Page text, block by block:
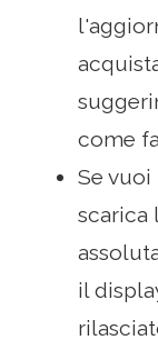
come
Se
scarica
il